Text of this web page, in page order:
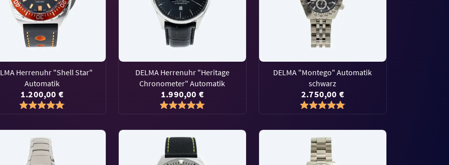
Herrenuhr "Shell Star"
Automatik
1.200,00 €
DELMA Herrenuhr "Heritage
Chronometer" Automatik
1.990,00 €
DELMA "Montego" Automatik
schwarz
2.750,00 €